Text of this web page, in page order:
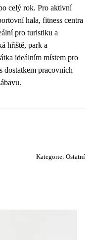
celý rok. Pro aktivní
hala, fitness centra
pro turistiku a
hřiště, park a
ideálním místem pro
pracovních
Kategorie: Ostatní